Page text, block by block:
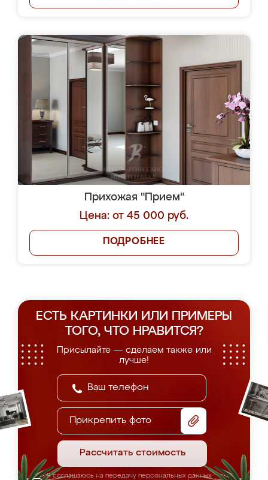
Прихожая "Прием"
Цена: от 45 000 руб.
ПОДРОБНЕЕ
ЕСТЬ КАРТИНКИ ИЛИ ПРИМЕРЫ
ТОГО, ЧТО НРАВИТСЯ?
Присылайте — сделаем также или
лучше!
Прикрепить фото
Рассчитать стоимость
Я соглашаюсь на передачу персональных данных